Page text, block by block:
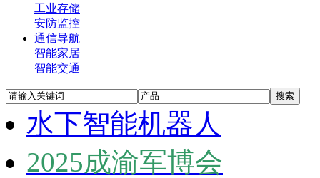
工业存储
安防监控
通信导航
智能家居
智能交通
水下智能机器人
2025成渝军博会